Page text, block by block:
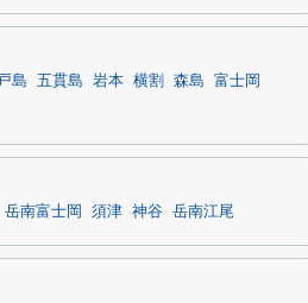
島 五貫島 岩本 横割 森島
富士岡
岳南富士岡 須津 神谷 岳南江尾